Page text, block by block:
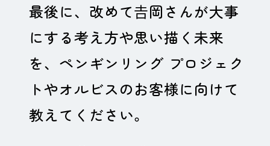
最後に、改めて𠮷岡さんが大事
にする考え方や思い描く未来
を、ペンギンリング プロジェク
トやオルビスのお客様に向けて
教えてください。